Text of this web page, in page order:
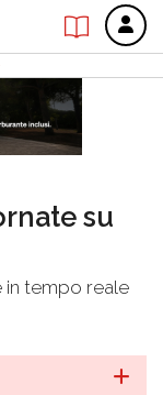
su
in tempo reale